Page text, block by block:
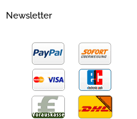
Newsletter